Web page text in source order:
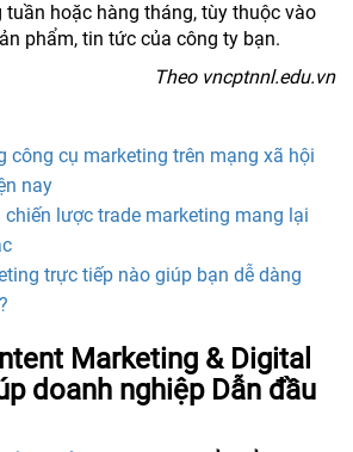
tuần hoặc hàng tháng, tùy thuộc vào
phẩm, tin tức của công ty bạn.
Theo vncptnnl.edu.vn
công cụ marketing trên mạng xã hội
nay
lược trade marketing mang lại
trực tiếp nào giúp bạn dễ dàng
Marketing & Digital
doanh nghiệp Dẫn đầu